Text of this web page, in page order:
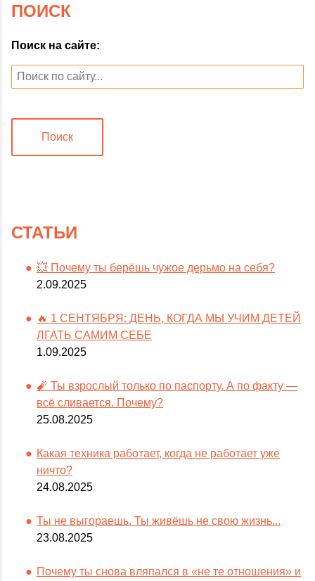
ПОИСК
Поиск на сайте:
Поиск
СТАТЬИ
💥 Почему ты берёшь чужое дерьмо на себя?
2.09.2025
🔥 1 СЕНТЯБРЯ: ДЕНЬ, КОГДА МЫ УЧИМ ДЕТЕЙ
ЛГАТЬ САМИМ СЕБЕ
1.09.2025
🧨 Ты взрослый только по паспорту. А по факту —
всё сливается. Почему?
25.08.2025
Какая техника работает, когда не работает уже
ничто?
24.08.2025
Ты не выгораешь. Ты живёшь не свою жизнь...
23.08.2025
Почему ты снова вляпался в «не те отношения» и